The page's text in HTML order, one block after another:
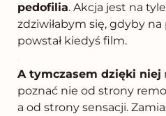
pedofilia. Akcja jest na
zdziwiłabym się, gdyby
powstał kiedyś film.
.
A tymczasem dzięki niej
poznać nie od strony
a od strony sensacji.